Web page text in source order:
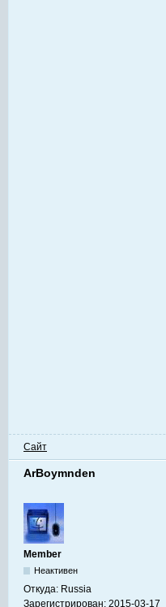
Сайт
ArBoymnden
Member
Неактивен
Откуда: Russia
Зарегистрирован: 2015-03-17